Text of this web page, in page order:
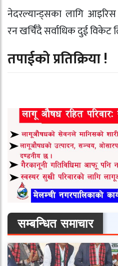
नेदरल्यान्ड्सका लागि
रन खर्चिँदै सर्वाधिक दुई विकेट
तपाईको प्रतिक्रिया !
सम्बन्धित समाचार